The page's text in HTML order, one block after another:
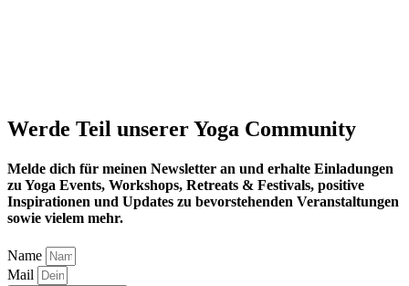
Werde Teil unserer Yoga Community
Melde dich für meinen Newsletter an und erhalte Einladungen
zu Yoga Events, Workshops, Retreats & Festivals, positive
Inspirationen und Updates zu bevorstehenden Veranstaltungen
sowie vielem mehr.
Name
Mail